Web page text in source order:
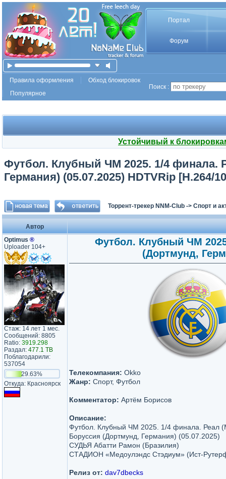
Портал
Форум
Правила оформления
Обход блокировок
Популярное
Поиск :
Устойчивый к
Футбол. Клубный ЧМ 2025. 1/4 финала.
Германия) (05.07.2025) HDTVRip [H.264/
Торрент-трекер NNM-Club -> Спорт и
Автор
Optimus ®
Uploader 104+
Стаж: 14 лет 1 мес.
Сообщений: 8805
Ratio: 3919.298
Раздал: 477.1 TB
Поблагодарили:
537054
29.63%
Откуда: Красноярск
Футбол. Клубный ЧМ
(Дортмунд,
Телекомпания: Okko
Жанр: Спорт, Футбол
Комментатор: Артём Борисов
Описание:
Футбол. Клубный ЧМ 2025. 1/4 финала. Реал
Боруссия (Дортмунд, Германия) (05.07.2025)
СУДЬЯ Абатти Рамон (Бразилия)
СТАДИОН «Медоулэндс Стэдиум» (Ист-
Релиз от: dav7dbecks